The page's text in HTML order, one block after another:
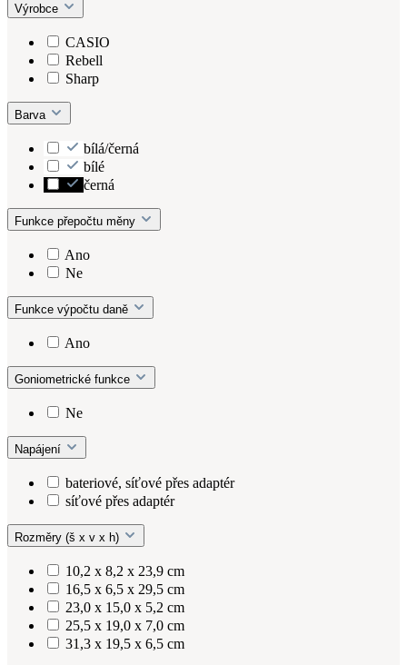
Výrobce
CASIO
Rebell
Sharp
Barva
bílá/černá
bílé
černá
Funkce přepočtu měny
Ano
Ne
Funkce výpočtu daně
Ano
Goniometrické funkce
Ne
Napájení
bateriové, síťové přes adaptér
síťové přes adaptér
Rozměry (š x v x h)
10,2 x 8,2 x 23,9 cm
16,5 x 6,5 x 29,5 cm
23,0 x 15,0 x 5,2 cm
25,5 x 19,0 x 7,0 cm
31,3 x 19,5 x 6,5 cm